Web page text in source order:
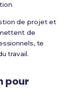
de projet et
de
te
travail.
pour